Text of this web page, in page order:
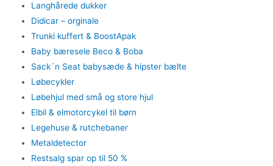
Langhårede dukker
Didicar – orginale
Trunki kuffert & BoostApak
Baby bæresele Beco & Boba
Sack´n Seat babysæde & hipster bælte
Løbecykler
Løbehjul med små og store hjul
Elbil & elmotorcykel til børn
Legehuse & rutchebaner
Metaldetector
Restsalg spar op til 50 %